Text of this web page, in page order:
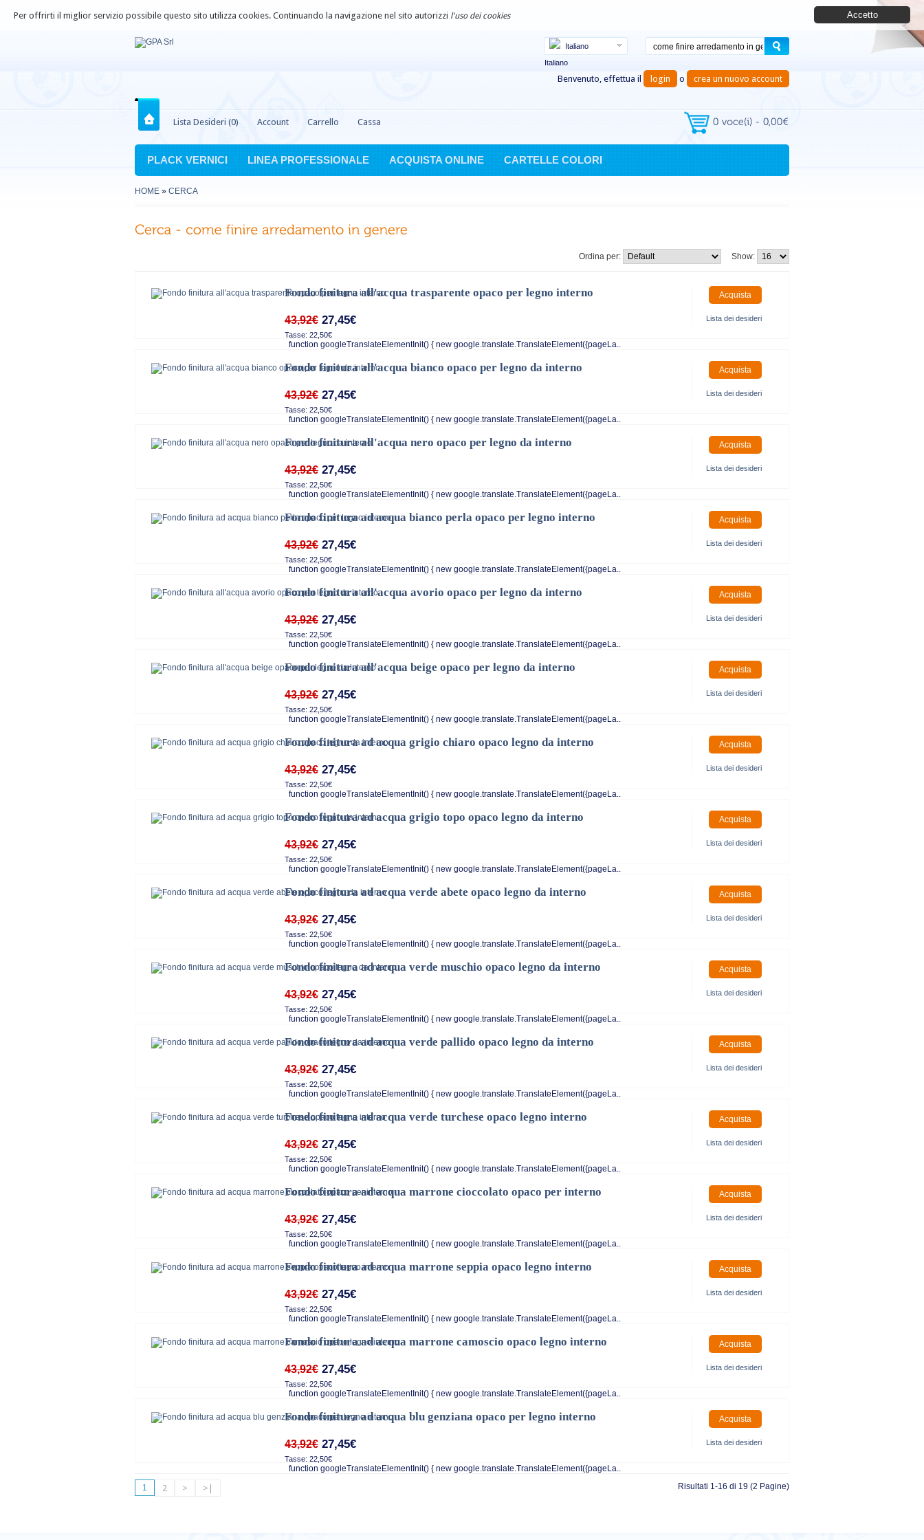
Accetto
Per offrirti il miglior servizio possibile questo sito utilizza cookies. Continuando la navigazione nel sito autorizzi l'uso dei cookies
Italiano
Benvenuto, effettua il login o crea un nuovo account
Lista Desideri (0) Account Carrello Cassa
PLACK VERNICI LINEA PROFESSIONALE ACQUISTA ONLINE CARTELLE COLORI
HOME » CERCA
Show:
Ordina per:
Lista dei desideri
43,92€ 27,45€
Tasse: 22,50€
Fondo finitura all'acqua trasparente opaco per legno interno
function googleTranslateElementInit() { new google.translate.TranslateElement({pageLa..
Lista dei desideri
43,92€ 27,45€
Tasse: 22,50€
Fondo finitura all'acqua bianco opaco per legno da interno
function googleTranslateElementInit() { new google.translate.TranslateElement({pageLa..
Lista dei desideri
43,92€ 27,45€
Tasse: 22,50€
Fondo finitura all'acqua nero opaco per legno da interno
function googleTranslateElementInit() { new google.translate.TranslateElement({pageLa..
Lista dei desideri
43,92€ 27,45€
Tasse: 22,50€
Fondo finitura ad acqua bianco perla opaco per legno interno
function googleTranslateElementInit() { new google.translate.TranslateElement({pageLa..
Lista dei desideri
43,92€ 27,45€
Tasse: 22,50€
Fondo finitura all'acqua avorio opaco per legno da interno
function googleTranslateElementInit() { new google.translate.TranslateElement({pageLa..
Lista dei desideri
43,92€ 27,45€
Tasse: 22,50€
Fondo finitura all'acqua beige opaco per legno da interno
function googleTranslateElementInit() { new google.translate.TranslateElement({pageLa..
Lista dei desideri
43,92€ 27,45€
Tasse: 22,50€
Fondo finitura ad acqua grigio chiaro opaco legno da interno
function googleTranslateElementInit() { new google.translate.TranslateElement({pageLa..
Lista dei desideri
43,92€ 27,45€
Tasse: 22,50€
Fondo finitura ad acqua grigio topo opaco legno da interno
function googleTranslateElementInit() { new google.translate.TranslateElement({pageLa..
Lista dei desideri
43,92€ 27,45€
Tasse: 22,50€
Fondo finitura ad acqua verde abete opaco legno da interno
function googleTranslateElementInit() { new google.translate.TranslateElement({pageLa..
Lista dei desideri
43,92€ 27,45€
Tasse: 22,50€
Fondo finitura ad acqua verde muschio opaco legno da interno
function googleTranslateElementInit() { new google.translate.TranslateElement({pageLa..
Lista dei desideri
43,92€ 27,45€
Tasse: 22,50€
Fondo finitura ad acqua verde pallido opaco legno da interno
function googleTranslateElementInit() { new google.translate.TranslateElement({pageLa..
Lista dei desideri
43,92€ 27,45€
Tasse: 22,50€
Fondo finitura ad acqua verde turchese opaco legno interno
function googleTranslateElementInit() { new google.translate.TranslateElement({pageLa..
Lista dei desideri
43,92€ 27,45€
Tasse: 22,50€
Fondo finitura ad acqua marrone cioccolato opaco per interno
function googleTranslateElementInit() { new google.translate.TranslateElement({pageLa..
Lista dei desideri
43,92€ 27,45€
Tasse: 22,50€
Fondo finitura ad acqua marrone seppia opaco legno interno
function googleTranslateElementInit() { new google.translate.TranslateElement({pageLa..
Lista dei desideri
43,92€ 27,45€
Tasse: 22,50€
Fondo finitura ad acqua marrone camoscio opaco legno interno
function googleTranslateElementInit() { new google.translate.TranslateElement({pageLa..
Lista dei desideri
43,92€ 27,45€
Tasse: 22,50€
Fondo finitura ad acqua blu genziana opaco per legno interno
function googleTranslateElementInit() { new google.translate.TranslateElement({pageLa..
1
2 > >| Risultati 1-16 di 19 (2 Pagine)